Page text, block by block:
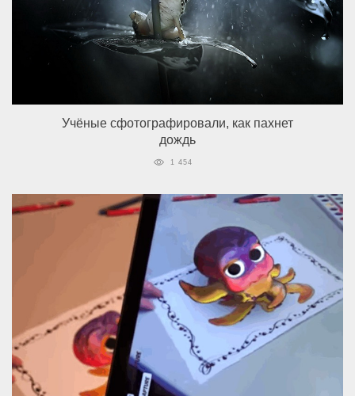
Учёные сфотографировали, как пахнет
дождь
1 454